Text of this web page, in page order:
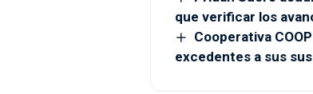
que verificar los
Cooperativa
excedentes a sus